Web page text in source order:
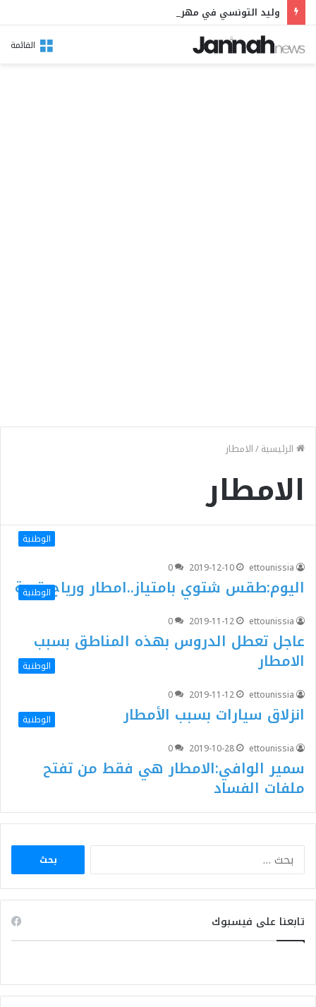
القائمة
الرئيسية/الامطار
الامطار
الوطنية
ettounissia
2019-12-10
0
اليوم:طقس شتوي بامتياز..امطار ورياح قوية
الوطنية
ettounissia
2019-11-12
0
عاجل تعطل الدروس بهذه المناطق بسبب
الامطار
الوطنية
ettounissia
2019-11-12
0
انزلاق سيارات بسبب الأمطار
الوطنية
ettounissia
2019-10-28
0
سمير الوافي:الامطار هي فقط من تفتح
ملفات الفساد
البحث
تابعنا على فيسبوك